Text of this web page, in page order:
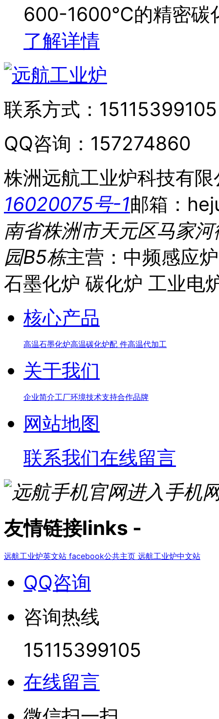
600-1600℃的精密碳
了解详情
联系方式：
QQ咨询： 157274860
株洲远航工业炉科技有限
16020075号-1邮箱：
南省株洲市天元区马家
园B5栋主营：中频感应
石墨化炉 碳化炉 工业电
核心产品
高温石墨化炉高温碳化炉配 件高温代加工
关于我们
企业简介工厂环境技术支持合作品牌
网站地图
联系我们在线留言
进入手机
友情链接links -
远航工业炉英文站 facebook公共主页 远航工业炉中文站
QQ咨询
咨询热线
15115399105
在线留言